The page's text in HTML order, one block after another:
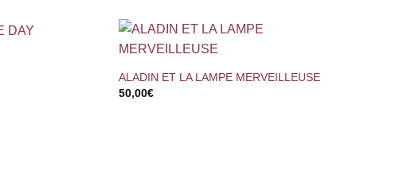
+
ALADIN ET LA LAMPE MERVEILLEUSE
50,00€